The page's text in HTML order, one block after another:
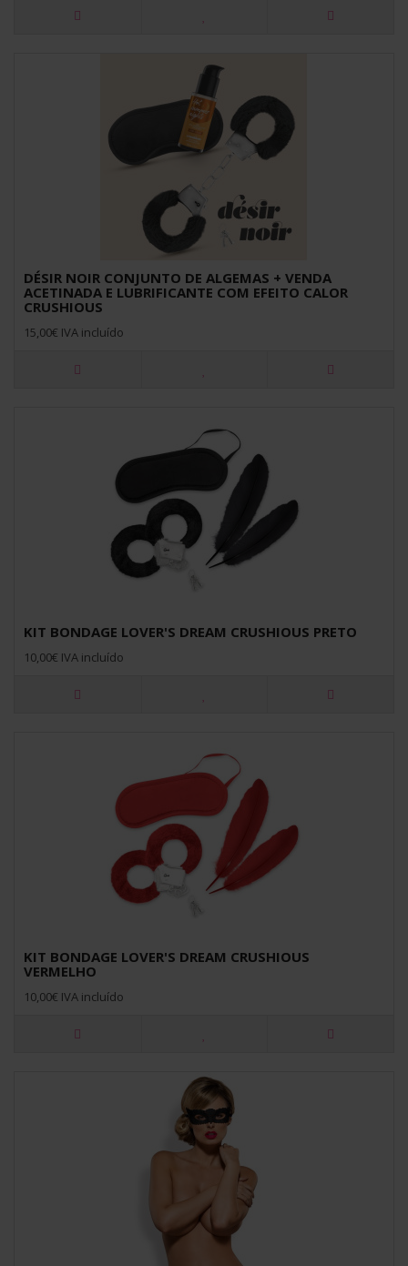
DÉSIR NOIR CONJUNTO DE ALGEMAS + VENDA
ACETINADA E LUBRIFICANTE COM EFEITO CALOR
CRUSHIOUS
15,00€ IVA incluído
KIT BONDAGE LOVER'S DREAM CRUSHIOUS PRETO
10,00€ IVA incluído
KIT BONDAGE LOVER'S DREAM CRUSHIOUS
VERMELHO
10,00€ IVA incluído